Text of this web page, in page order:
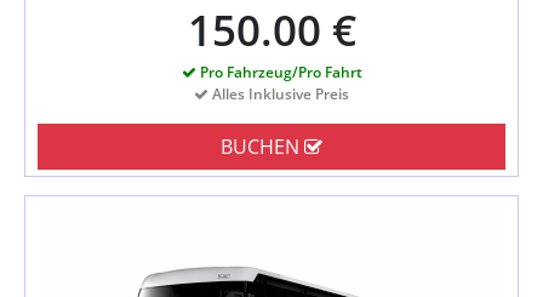
150.00 €
Pro Fahrzeug/Pro Fahrt
Alles Inklusive Preis
BUCHEN